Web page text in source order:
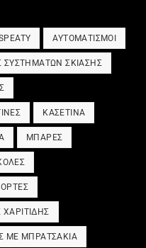
ΑΥΤΟΜΑΤΙΣΜΟΊ
ΣΥΣΤΗΜΆΤΩΝ ΣΚΊΑΣΗΣ
ΚΑΣΕΤΊΝΑ
ΜΠΆΡΕΣ
ΜΕ ΜΠΡΑΤΣΆΚΙΑ